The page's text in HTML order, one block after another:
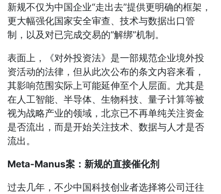
新规不仅为中国企业“走出去”提供更明确的框架，
更大幅强化国家安全审查、技术与数据出口管
制，以及对已完成交易的“解绑”机制。
表面上，《对外投资法》是一部规范企业境外投
资活动的法律，但从此次公布的条文内容来看，
其影响范围实际上可能延伸至个人层面。尤其是
在人工智能、半导体、生物科技、量子计算等被
视为战略产业的领域，北京已不再单纯关注资金
是否流出，而是开始关注技术、数据与人才是否
流出。
Meta-Manus案：新规的直接催化剂
过去几年，不少中国科技创业者选择将公司迁往